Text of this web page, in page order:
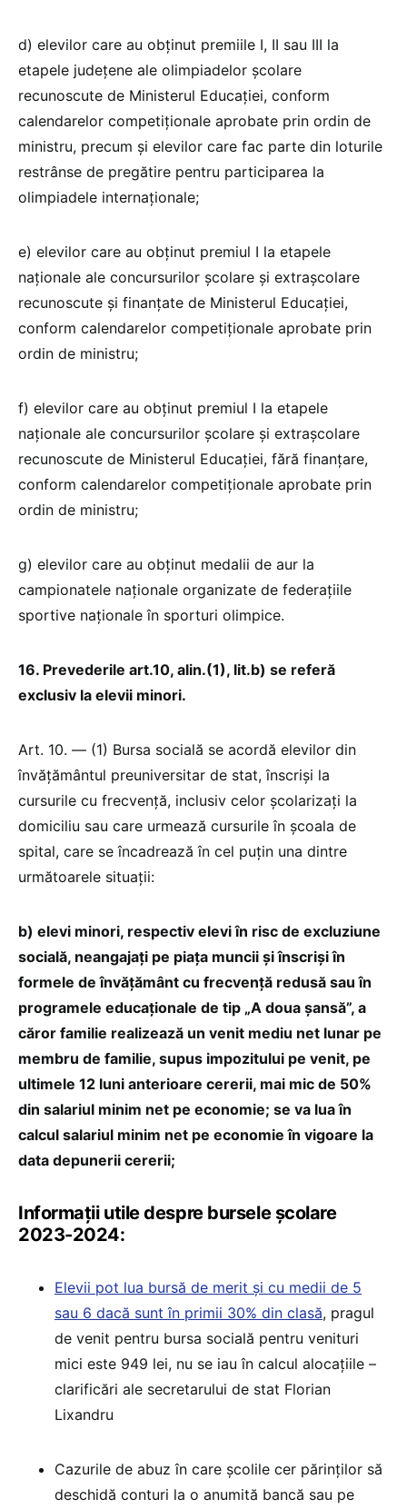
d) elevilor care au obținut premiile I, II sau III la
etapele județene ale olimpiadelor școlare
recunoscute de Ministerul Educației, conform
calendarelor competiționale aprobate prin ordin de
ministru, precum și elevilor care fac parte din loturile
restrânse de pregătire pentru participarea la
olimpiadele internaționale;
e) elevilor care au obținut premiul I la etapele
naționale ale concursurilor școlare și extrașcolare
recunoscute și finanțate de Ministerul Educației,
conform calendarelor competiționale aprobate prin
ordin de ministru;
f) elevilor care au obținut premiul I la etapele
naționale ale concursurilor școlare și extrașcolare
recunoscute de Ministerul Educației, fără finanțare,
conform calendarelor competiționale aprobate prin
ordin de ministru;
g) elevilor care au obținut medalii de aur la
campionatele naționale organizate de federațiile
sportive naționale în sporturi olimpice.
16. Prevederile art.10, alin.(1), lit.b) se referă
exclusiv la elevii minori.
Art. 10. — (1) Bursa socială se acordă elevilor din
învățământul preuniversitar de stat, înscriși la
cursurile cu frecvență, inclusiv celor școlarizați la
domiciliu sau care urmează cursurile în școala de
spital, care se încadrează în cel puțin una dintre
următoarele situații:
b) elevi minori, respectiv elevi în risc de excluziune
socială, neangajați pe piața muncii și înscriși în
formele de învățământ cu frecvență redusă sau în
programele educaționale de tip „A doua șansă”, a
căror familie realizează un venit mediu net lunar pe
membru de familie, supus impozitului pe venit, pe
ultimele 12 luni anterioare cererii, mai mic de 50%
din salariul minim net pe economie; se va lua în
calcul salariul minim net pe economie în vigoare la
data depunerii cererii;
Informații utile despre bursele școlare
2023-2024:
Elevii pot lua bursă de merit și cu medii de 5
sau 6 dacă sunt în primii 30% din clasă, pragul
de venit pentru bursa socială pentru venituri
mici este 949 lei, nu se iau în calcul alocațiile –
clarificări ale secretarului de stat Florian
Lixandru
Cazurile de abuz în care școlile cer părinților să
deschidă conturi la o anumită bancă sau pe